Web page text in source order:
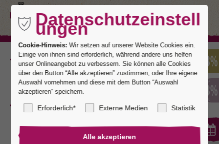
Zurück
Marbella
Datenschutzeinstell
ungen
Cookie-Hinweis: Wir setzen auf unserer Website Cookies ein.
Einige von ihnen sind erforderlich, während andere uns helfen
unser Onlineangebot zu verbessern. Sie können alle Cookies
über den Button “Alle akzeptieren” zustimmen, oder Ihre eigene
Auswahl vornehmen und diese mit dem Button “Auswahl
akzeptieren” speichern.
Erforderlich* Externe Medien Statistik